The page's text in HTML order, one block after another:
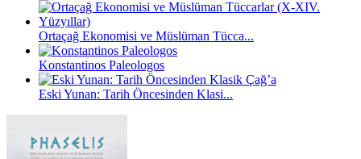
Ortaçağ Ekonomisi ve Müslüman Tücca...
Konstantinos Paleologos
Eski Yunan: Tarih Öncesinden Klasi...